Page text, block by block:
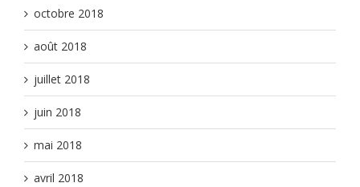
octobre 2018
août 2018
juillet 2018
juin 2018
mai 2018
avril 2018